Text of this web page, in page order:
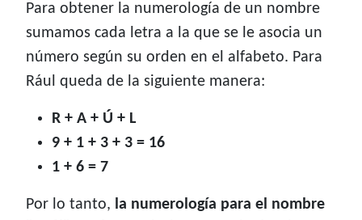
Para obtener la numerología de un nombre
sumamos cada letra a la que se le asocia un
número según su orden en el alfabeto. Para
Rául queda de la siguiente manera:
R + A + Ú + L
9 + 1 + 3 + 3 = 16
1 + 6 = 7
Por lo tanto, la numerología para el nombre